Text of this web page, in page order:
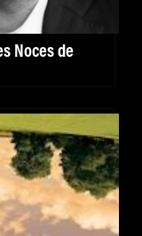
Noces de